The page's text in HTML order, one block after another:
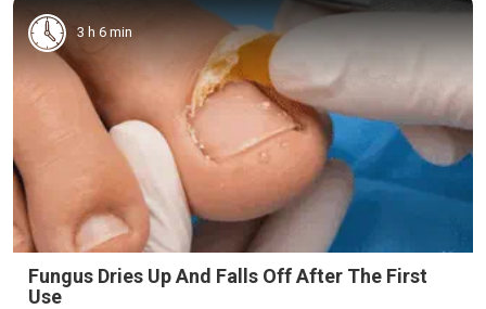
3 h 6 min
Fungus Dries Up And Falls Off After The First
Use